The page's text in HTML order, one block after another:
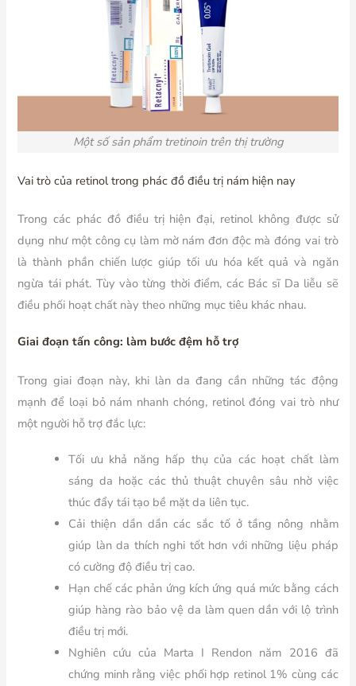
Một số sản phẩm tretinoin trên thị trường
Vai trò của retinol trong phác đồ điều trị nám hiện nay
Trong các phác đồ điều trị hiện đại, retinol không được sử
dụng như một công cụ làm mờ nám đơn độc mà đóng vai trò
là thành phần chiến lược giúp tối ưu hóa kết quả và ngăn
ngừa tái phát. Tùy vào từng thời điểm, các Bác sĩ Da liễu sẽ
điều phối hoạt chất này theo những mục tiêu khác nhau.
Giai đoạn tấn công: làm bước đệm hỗ trợ
Trong giai đoạn này, khi làn da đang cần những tác động
mạnh để loại bỏ nám nhanh chóng, retinol đóng vai trò như
một người hỗ trợ đắc lực:
Tối ưu khả năng hấp thụ của các hoạt chất làm
sáng da hoặc các thủ thuật chuyên sâu nhờ việc
thúc đẩy tái tạo bề mặt da liên tục.
Cải thiện dần dần các sắc tố ở tầng nông nhằm
giúp làn da thích nghi tốt hơn với những liệu pháp
có cường độ điều trị cao.
Hạn chế các phản ứng kích ứng quá mức bằng cách
giúp hàng rào bảo vệ da làm quen dần với lộ trình
điều trị mới.
Nghiên cứu của Marta I Rendon năm 2016 đã
chứng minh rằng việc phối hợp retinol 1% cùng các